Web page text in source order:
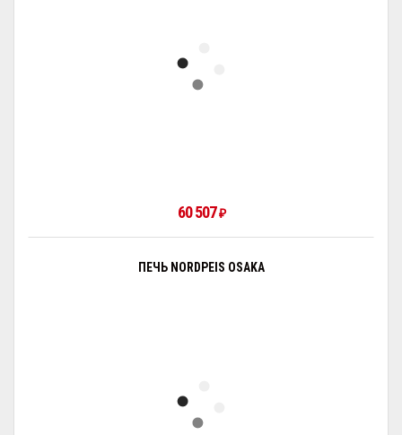
60 507₽
ПЕЧЬ NORDPEIS OSAKA